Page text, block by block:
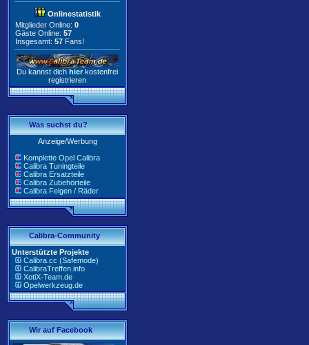
Onlinestatistik
Mitglieder Online: 0
Gäste Online: 57
Insgesamt: 57 Fans!
Du kannst dich hier kostenfrei
registrieren
Was suchst du?
Anzeige/Werbung
Komplette Opel Calibra
Calibra Tuningteile
Calibra Ersatzteile
Calibra Zubehörteile
Calibra Felgen / Räder
Calibra-Community
Unterstützte Projekte
Calibra.cc (Safemode)
CalibraTreffen.info
XotiX-Team.de
Opelwerkzeug.de
Wir auf Facebook